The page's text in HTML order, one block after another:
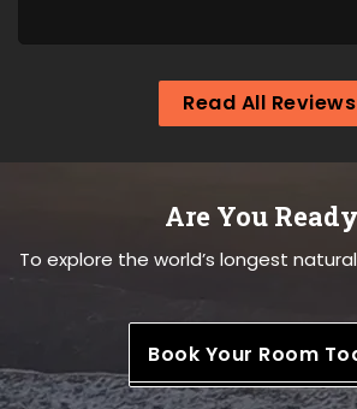
Read All Reviews
Are You
To explore the world’s longest
Book Your Room